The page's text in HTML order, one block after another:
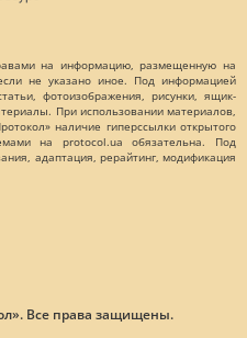
на информацию, размещенную на
не указано иное. Под информацией
фотоизображения, рисунки, ящик-
При использовании материалов,
наличие гиперссылки открытого
на protocol.ua обязательна. Под
адаптация, рерайтинг, модификация
Все права защищены.